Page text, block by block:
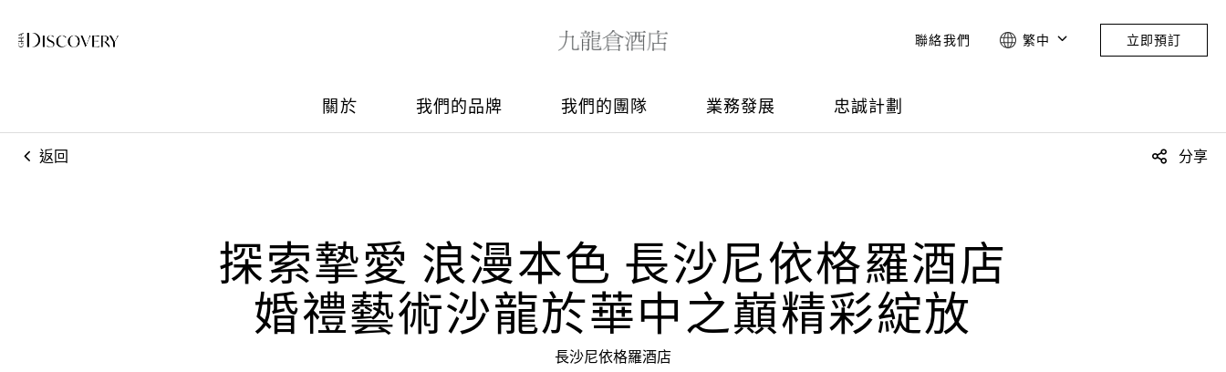
聯絡我們 繁中 立即預訂
關於 我們的品牌 我們的團隊 業務發展 忠誠計劃
返回 分享
探索摯愛 浪漫本色 長沙尼依格羅酒店
婚禮藝術沙龍於華中之巔精彩綻放
長沙尼依格羅酒店